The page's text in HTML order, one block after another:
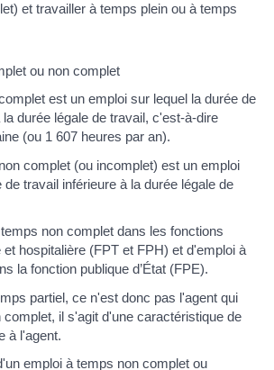
et travailler à temps plein ou à temps
ou non complet
est un emploi sur lequel la durée de
durée légale de travail, c'est-à-dire
(ou 1 607 heures par an).
complet (ou incomplet) est un emploi
travail inférieure à la durée légale de
non complet dans les fonctions
et hospitalière (FPT et FPH) et d'emploi à
la fonction publique d’État (FPE).
partiel, ce n'est donc pas l'agent qui
il s'agit d'une caractéristique de
à l'agent.
emploi à temps non complet ou